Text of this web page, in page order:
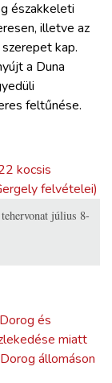
északkeleti
illetve az
kap.
a Duna
feltűnése.
július 8-